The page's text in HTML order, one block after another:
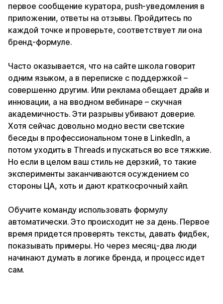
первое сообщение куратора, push-уведомления в
приложении, ответы на отзывы. Пройдитесь по
каждой точке и проверьте, соответствует ли она
бренд-формуле.
Часто оказывается, что на сайте школа говорит
одним языком, а в переписке с поддержкой –
совершенно другим. Или реклама обещает драйв и
инновации, а на вводном вебинаре – скучная
академичность. Эти разрывы убивают доверие.
Хотя сейчас довольно модно вести светские
беседы в профессиональном тоне в LinkedIn, а
потом уходить в Threads и пускаться во все тяжкие.
Но если в целом ваш стиль не дерзкий, то такие
эксперименты заканчиваются осуждением со
стороны ЦА, хоть и дают краткосрочный хайп.
Обучите команду использовать формулу
автоматически. Это происходит не за день. Первое
время придется проверять тексты, давать фидбек,
показывать примеры. Но через месяц-два люди
начинают думать в логике бренда, и процесс идет
сам.